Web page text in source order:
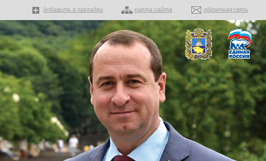
добавить в закладки карта сайта обратная связь